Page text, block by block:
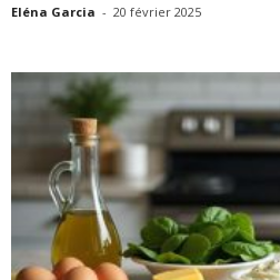
Eléna Garcia - 20 février 2025